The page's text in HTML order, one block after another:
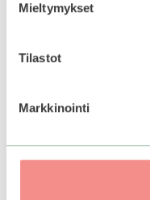
Mieltymykset
Tilastot
Markkinointi